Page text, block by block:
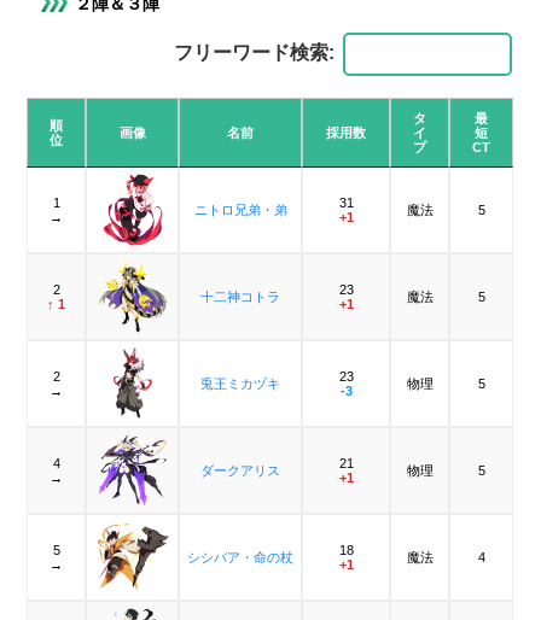
フリーワード検索:
順
位
画像 名前 採用数
タ
イ
プ
最
短
CT
1
→
ニトロ兄弟・弟
31
+1
魔法 5
2
↑ 1
十二神コトラ
23
+1
魔法 5
2
→
兎王ミカヅキ
23
-3
物理 5
4
→
ダークアリス
21
+1
物理 5
5
→
シシバア・命の杖
18
+1
魔法 4